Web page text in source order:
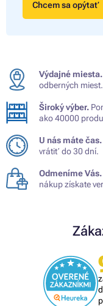
Chcem sa opýtať
Výdajné miesta.
odberných miest.
Široký výber.
ako 40000
U nás máte čas.
vrátiť do 30 dní.
Odmeníme Vás.
nákup získate